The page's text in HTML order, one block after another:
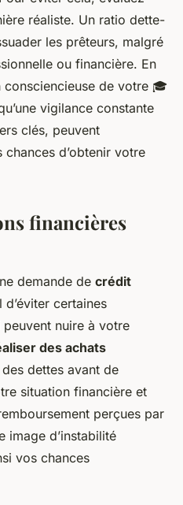
réaliste. Un ratio dette-
les prêteurs, malgré
ou financière. En
de votre 🎓
vigilance constante
clés, peuvent
d’obtenir votre
financières
demande de crédit
d’éviter certaines
peuvent nuire à votre
des achats
dettes avant de
situation financière et
perçues par
image d’instabilité
vos chances